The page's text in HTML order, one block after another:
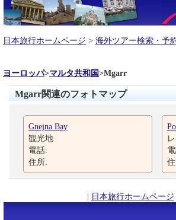
日本旅行ホームページ > 海外ツアー検索・予
ヨーロッパ>マルタ共和国>Mgarr
Mgarr関連のフォトマップ
Gnejna Bay
観光地
電話:
住所:
| 日本旅行ホームページ